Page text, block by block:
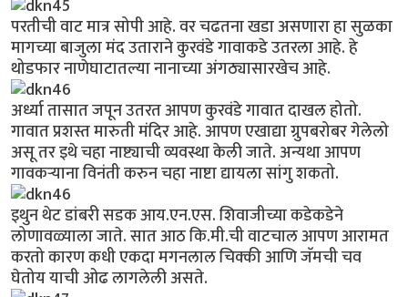
परतीची वाट मात्र सोपी आहे. वर चढतना खडा असणारा हा सुळका
मागच्या बाजुला मंद उताराने कुरवंडे गावाकडे उतरला आहे. हे
थोडफार नाणेघाटातल्या नानाच्या अंगठ्यासारखेच आहे.
अर्ध्या तासात जपून उतरत आपण कुरवंडे गावात दाखल होतो.
गावात प्रशस्त मारुती मंदिर आहे. आपण एखाद्या ग्रुपबरोबर गेलेलो
असू तर इथे चहा नाष्ट्याची व्यवस्था केली जाते. अन्यथा आपण
गावकर्‍याना विनंती करुन चहा नाष्टा द्यायला सांगु शकतो.
इथुन थेट डांबरी सडक आय.एन.एस. शिवाजीच्या कडेकडेने
लोणावळ्याला जाते. सात आठ कि.मी.ची वाटचाल आपण आरामत
करतो कारण कधी एकदा मगनलाल चिक्की आणि जॅमची चव
घेतोय याची ओढ लागलेली असते.